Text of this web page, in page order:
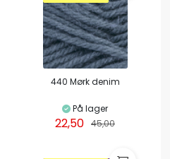
440 Mørk denim
På lager
22,50 45,00